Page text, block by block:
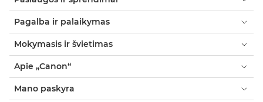
Pagalba ir palaikymas
Mokymasis ir švietimas
Apie „Canon“
Mano paskyra